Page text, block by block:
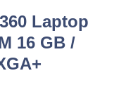
Laptop
16 GB /